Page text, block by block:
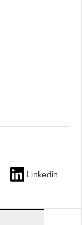
Linkedin